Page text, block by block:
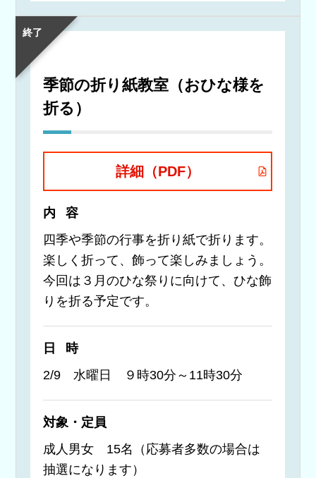
終了
季節の折り紙教室（おひな様を
折る）
詳細（PDF）
内容
四季や季節の行事を折り紙で折ります。
楽しく折って、飾って楽しみましょう。
今回は３月のひな祭りに向けて、ひな飾
りを折る予定です。
日時
2/9 水曜日 ９時30分～11時30分
対象・定員
成人男女 15名（応募者多数の場合は
抽選になります）